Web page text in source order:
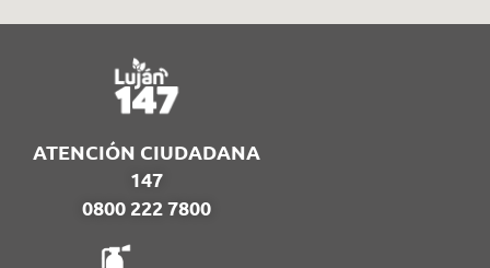
ATENCIÓN CIUDADANA
147
0800 222 7800